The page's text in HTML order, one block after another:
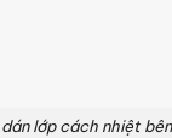
lớp cách nhiệt